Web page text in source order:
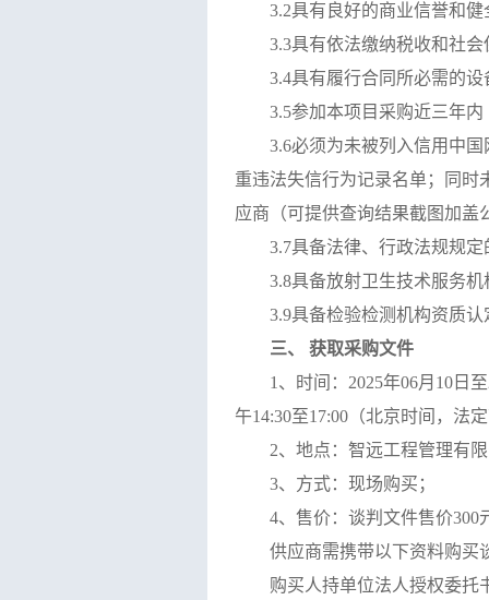
3.2具有良好的商业信誉和
3.3具有依法缴纳税收和社
3.4具有履行合同所必需的
3.5参加本项目采购近三年
3.6必须为未被列入信用中
重违法失信行为记录名单；同
应商（可提供查询结果截图加盖
3.7具备法律、行政法规规
3.8具备放射卫生技术服务机
3.9具备检验检测机构资质认
三、
获取采购文件
1 、时间： 2025年06月 10 日至
午14:30至17:00 （北京时间，法
2、地点： 智远工程管理有
3、方式：现场购买；
4、售价：谈判文件售价300
供应商需携带以下资料购买
购买人持单位法人授权委托